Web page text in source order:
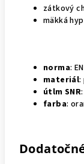
zátkový
mäkká
norma:
materiál:
útlm SNR
farba: